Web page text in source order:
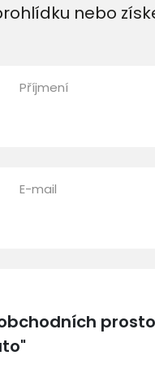
nebo
Příjmení
E-mail